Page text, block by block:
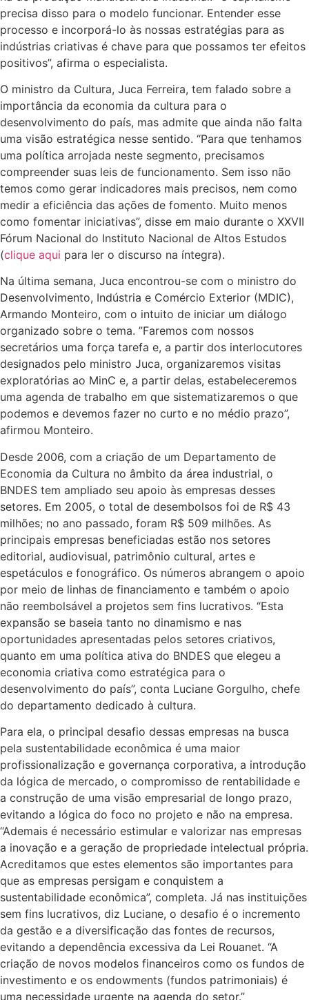
precisa disso para o modelo funcionar. Entender esse
processo e incorporá-lo às nossas estratégias para as
indústrias criativas é chave para que possamos ter efeitos
positivos”, afirma o especialista.
O ministro da Cultura, Juca Ferreira, tem falado sobre a
importância da economia da cultura para o
desenvolvimento do país, mas admite que ainda não falta
uma visão estratégica nesse sentido. “Para que tenhamos
uma política arrojada neste segmento, precisamos
compreender suas leis de funcionamento. Sem isso não
temos como gerar indicadores mais precisos, nem como
medir a eficiência das ações de fomento. Muito menos
como fomentar iniciativas”, disse em maio durante o XXVII
Fórum Nacional do Instituto Nacional de Altos Estudos
(clique aqui para ler o discurso na íntegra).
Na última semana, Juca encontrou-se com o ministro do
Desenvolvimento, Indústria e Comércio Exterior (MDIC),
Armando Monteiro, com o intuito de iniciar um diálogo
organizado sobre o tema. ”Faremos com nossos
secretários uma força tarefa e, a partir dos interlocutores
designados pelo ministro Juca, organizaremos visitas
exploratórias ao MinC e, a partir delas, estabeleceremos
uma agenda de trabalho em que sistematizaremos o que
podemos e devemos fazer no curto e no médio prazo”,
afirmou Monteiro.
Desde 2006, com a criação de um Departamento de
Economia da Cultura no âmbito da área industrial, o
BNDES tem ampliado seu apoio às empresas desses
setores. Em 2005, o total de desembolsos foi de R$ 43
milhões; no ano passado, foram R$ 509 milhões. As
principais empresas beneficiadas estão nos setores
editorial, audiovisual, patrimônio cultural, artes e
espetáculos e fonográfico. Os números abrangem o apoio
por meio de linhas de financiamento e também o apoio
não reembolsável a projetos sem fins lucrativos. “Esta
expansão se baseia tanto no dinamismo e nas
oportunidades apresentadas pelos setores criativos,
quanto em uma política ativa do BNDES que elegeu a
economia criativa como estratégica para o
desenvolvimento do país”, conta Luciane Gorgulho, chefe
do departamento dedicado à cultura.
Para ela, o principal desafio dessas empresas na busca
pela sustentabilidade econômica é uma maior
profissionalização e governança corporativa, a introdução
da lógica de mercado, o compromisso de rentabilidade e
a construção de uma visão empresarial de longo prazo,
evitando a lógica do foco no projeto e não na empresa.
“Ademais é necessário estimular e valorizar nas empresas
a inovação e a geração de propriedade intelectual própria.
Acreditamos que estes elementos são importantes para
que as empresas persigam e conquistem a
sustentabilidade econômica”, completa. Já nas instituições
sem fins lucrativos, diz Luciane, o desafio é o incremento
da gestão e a diversificação das fontes de recursos,
evitando a dependência excessiva da Lei Rouanet. “A
criação de novos modelos financeiros como os fundos de
investimento e os endowments (fundos patrimoniais) é
uma necessidade urgente na agenda do setor.”